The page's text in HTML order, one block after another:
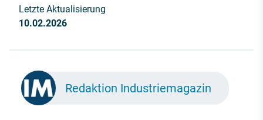
Letzte Aktualisierung
10.02.2026
Redaktion Industriemagazin